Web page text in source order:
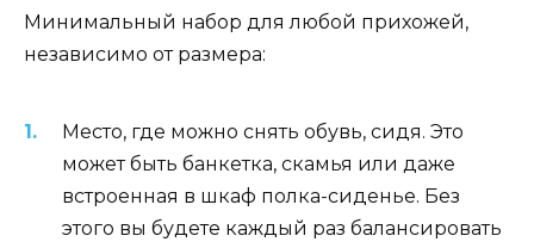
Минимальный набор для любой прихожей,
независимо от размера:
Место, где можно снять обувь, сидя. Это
может быть банкетка, скамья или даже
встроенная в шкаф полка-сиденье. Без
этого вы будете каждый раз балансировать